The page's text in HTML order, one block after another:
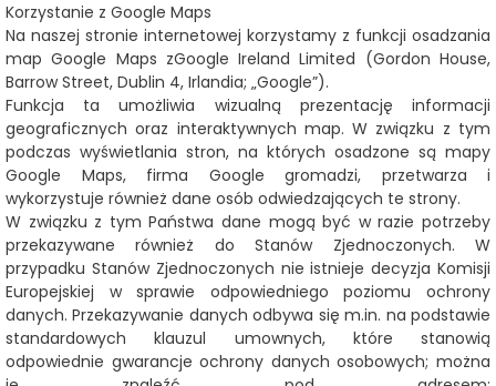
Korzystanie z Google Maps
Na naszej stronie internetowej korzystamy z funkcji osadzania
map Google Maps zGoogle Ireland Limited (Gordon House,
Barrow Street, Dublin 4, Irlandia; „Google”).
Funkcja ta umożliwia wizualną prezentację informacji
geograficznych oraz interaktywnych map. W związku z tym
podczas wyświetlania stron, na których osadzone są mapy
Google Maps, firma Google gromadzi, przetwarza i
wykorzystuje również dane osób odwiedzających te strony.
W związku z tym Państwa dane mogą być w razie potrzeby
przekazywane również do Stanów Zjednoczonych. W
przypadku Stanów Zjednoczonych nie istnieje decyzja Komisji
Europejskiej w sprawie odpowiedniego poziomu ochrony
danych. Przekazywanie danych odbywa się m.in. na podstawie
standardowych klauzul umownych, które stanowią
odpowiednie gwarancje ochrony danych osobowych; można